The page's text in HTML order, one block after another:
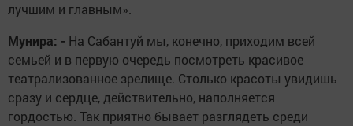
лучшим и главным».
Мунира: - На Сабантуй мы, конечно, приходим всей
семьей и в первую очередь посмотреть красивое
театрализованное зрелище. Столько красоты увидишь
сразу и сердце, действительно, наполняется
гордостью. Так приятно бывает разглядеть среди